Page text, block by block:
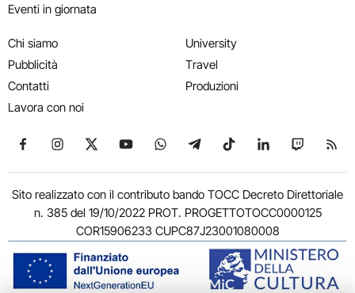
Eventi in giornata
Chi siamo
Pubblicità
Contatti
Lavora con noi
University
Travel
Produzioni
Seguici su Facebook
Seguici su Instagram
Seguici su X
Seguici su YouTube
Seguici su WhatsApp
Seguici su Telegram
Seguici su TikTok
Seguici su
Seguici
Sito realizzato con il contributo bando TOCC Decreto Direttoriale
n. 385 del 19/10/2022 PROT. PROGETTOTOCC0000125
COR15906233 CUPC87J23001080008